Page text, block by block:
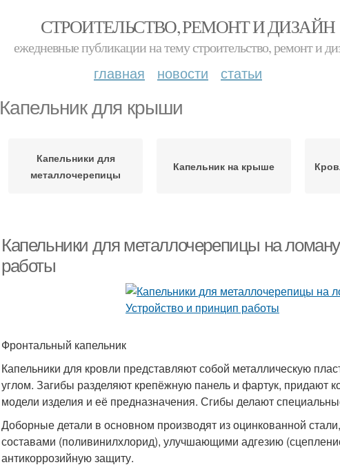
СТРОИТЕЛЬСТВО, РЕМОНТ И ДИЗАЙН
ежедневные публикации на тему строительство, ремонт и
главная новости статьи
Капельник для крыши
Капельники для
металлочерепицы
Капельник на крыше
Капельники для металлочерепицы на
работы
Фронтальный капельник
Капельники для кровли представляют собой металлическую
углом. Загибы разделяют крепёжную панель и фартук, придают
модели изделия и её предназначения. Сгибы делают
Доборные детали в основном производят из оцинкованной
составами (поливинилхлорид), улучшающими адгезию
антикоррозийную защиту.